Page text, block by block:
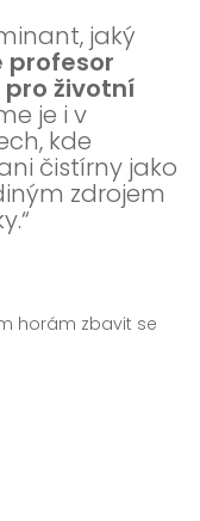
jaký
profesor
pro životní
je i v
kde
čistírny jako
zdrojem